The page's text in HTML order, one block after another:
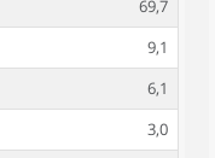
69,7
9,1
6,1
3,0